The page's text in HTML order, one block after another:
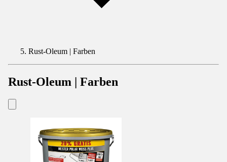
Rust-Oleum | Farben
Rust-Oleum | Farben